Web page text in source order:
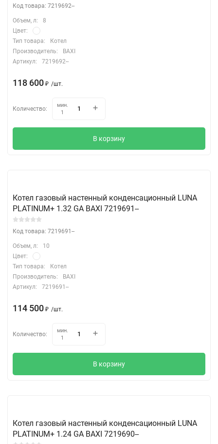
Код товара: 7219692--
Объем, л:
8
Цвет:
Тип товара:
Котел
Производитель:
BAXI
Артикул:
7219692--
118 600 ₽ /шт.
Количество:
мин.
1
В корзину
Котел газовый настенный конденсационный LUNA
PLATINUM+ 1.32 GA BAXI 7219691--
Код товара: 7219691--
Объем, л:
10
Цвет:
Тип товара:
Котел
Производитель:
BAXI
Артикул:
7219691--
114 500 ₽ /шт.
Количество:
мин.
1
В корзину
Котел газовый настенный конденсационный LUNA
PLATINUM+ 1.24 GA BAXI 7219690--